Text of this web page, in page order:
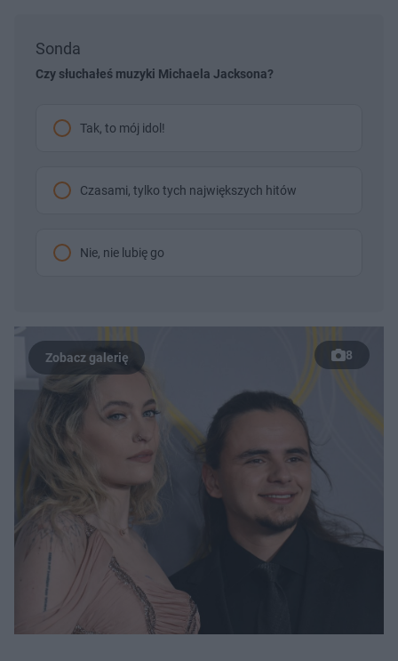
Sonda
Czy słuchałeś muzyki Michaela Jacksona?
Tak, to mój idol!
Czasami, tylko tych największych hitów
Nie, nie lubię go
8